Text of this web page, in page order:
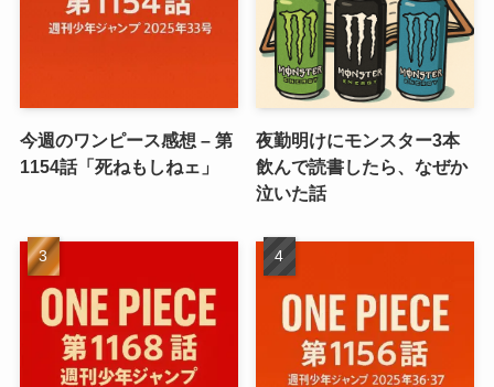
今週のワンピース感想 – 第
1154話「死ねもしねェ」
夜勤明けにモンスター3本
飲んで読書したら、なぜか
泣いた話